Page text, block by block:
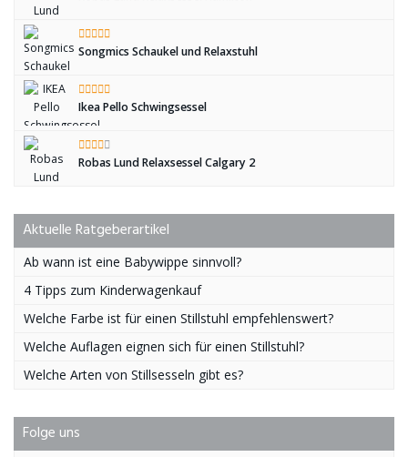
Songmics Schaukel und Relaxstuhl
Ikea Pello Schwingsessel
Robas Lund Relaxsessel Calgary 2
Aktuelle Ratgeberartikel
Ab wann ist eine Babywippe sinnvoll?
4 Tipps zum Kinderwagenkauf
Welche Farbe ist für einen Stillstuhl empfehlenswert?
Welche Auflagen eignen sich für einen Stillstuhl?
Welche Arten von Stillsesseln gibt es?
Folge uns